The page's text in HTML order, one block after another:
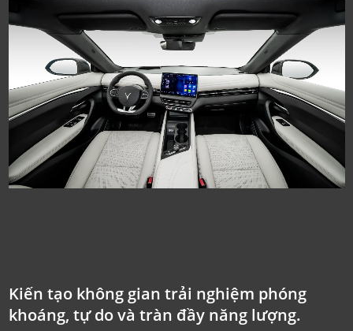
Kiến tạo không gian trải nghiệm phóng
khoáng, tự do và tràn đầy năng lượng.